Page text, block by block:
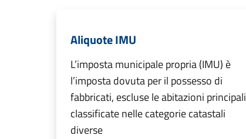
Aliquote IMU
L’imposta municipale propria (IMU) è
l’imposta dovuta per il possesso di
fabbricati, escluse le abitazioni principali
classificate nelle categorie catastali
diverse